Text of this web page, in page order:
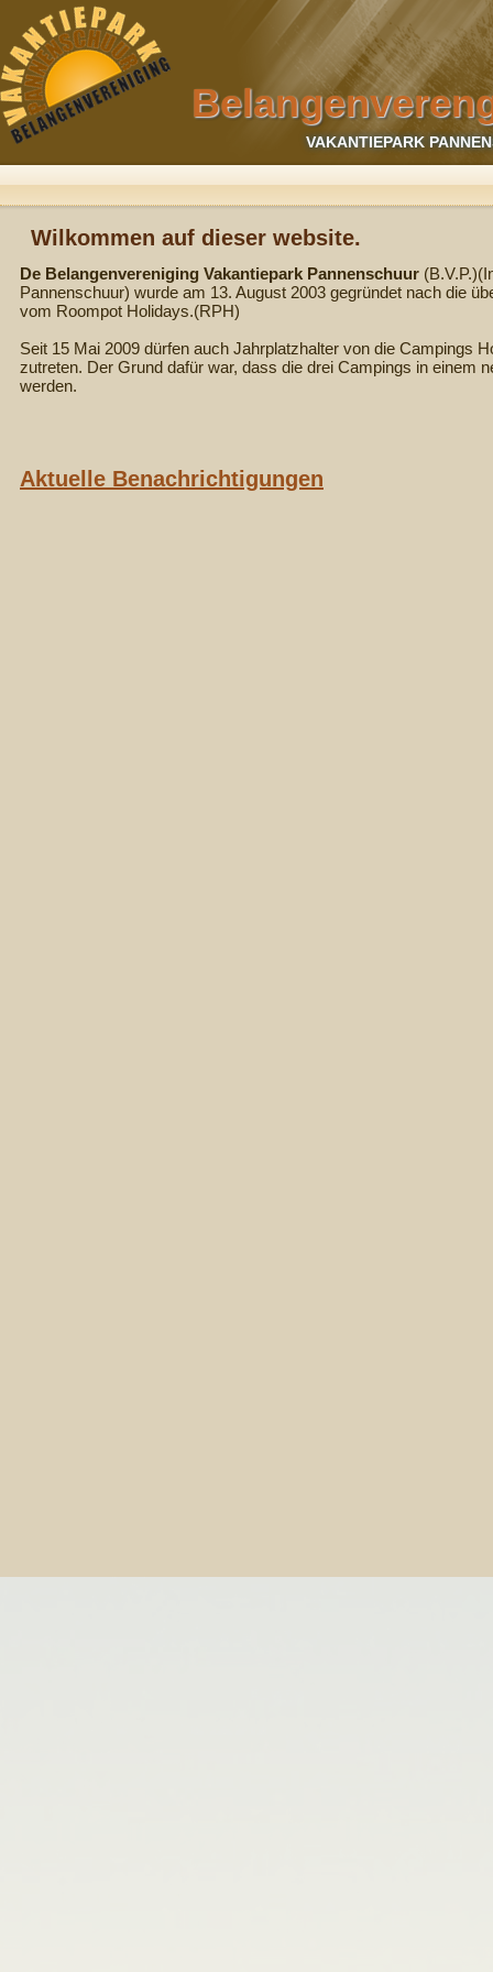
VAKANTIEPARK
Wilkommen auf dieser website.
De Belangenvereniging Vakantiepark Pannenschuur
Pannenschuur) wurde am 13. August 2003 gegründet nach die
vom Roompot Holidays.(RPH)
Seit 15 Mai 2009 dürfen auch Jahrplatzhalter von die Campings
zutreten. Der Grund dafür war, dass die drei Campings in einem
werden.
Aktuelle Benachrichtigungen